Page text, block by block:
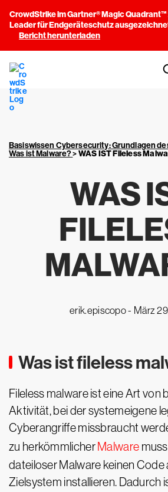
CrowdStrike im Gartner® Magic
Leader für Endgeräteschutz
Bericht herunterladen
Basiswissen Cybersecurity: Grundlagen
Was ist Malware?>WAS IST Fileless
WAS
erik.episcopo - März
Was ist fileless
Fileless malware ist eine Art von
Aktivität, bei der systemeigene
Cyberangriffe missbraucht
zu herkömmlicher Malware
dateiloser Malware keinen Code
Zielsystem installieren. Dadurch